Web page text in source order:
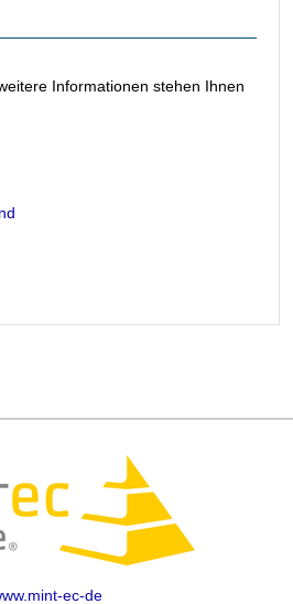
Informationen stehen Ihnen
ec-de